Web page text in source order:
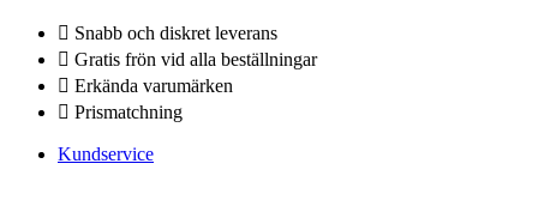
Snabb och diskret leverans
Gratis frön vid alla beställningar
Erkända varumärken
Prismatchning
Kundservice